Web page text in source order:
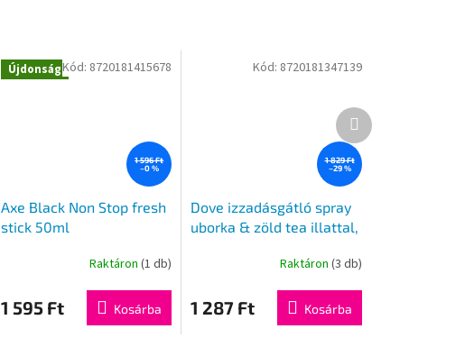
Újdonság
1 596 Ft
–0 %
Axe Black Non Stop fresh
stick 50ml
Raktáron(1 db)
1 595 Ft Kosárba
Kód: 8720181415678
1 829 Ft
–29 %
Dove izzadásgátló spray
uborka & zöld tea illattal,
Raktáron (3 db)
1 287 Ft Kosárba
Kód: 8720181347139
Következő
termék